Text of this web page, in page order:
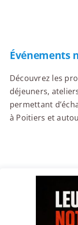
Événements
Découvrez les
déjeuners,
permettant
à Poitiers et